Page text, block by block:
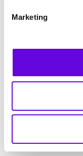
Marketing